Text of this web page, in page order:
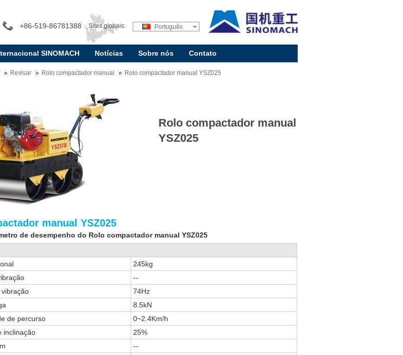
+86-519-86781388 Sites globais: Português
SINOMACH Notícias Sobre nós Contato
Revisar Rolo compactador manual Rolo compactador manual YSZ025
Rolo compactador manual
YSZ025
manual YSZ025
de desempenho do Rolo compactador manual YSZ025
245kg
--
74Hz
8.5kN
de percurso
0~2.4Km/h
inclinação
25%
--